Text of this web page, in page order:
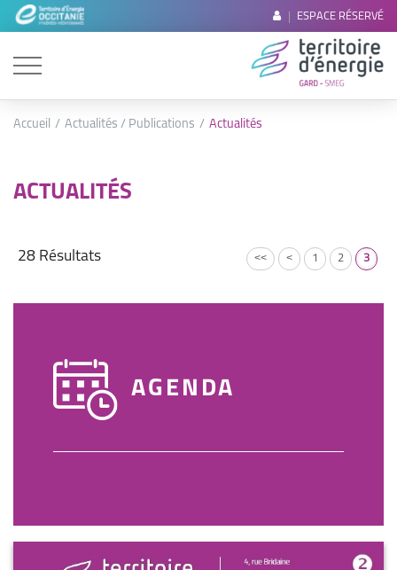
ESPACE RÉSERVÉ
Accueil Actualités / Publications Actualités
ACTUALITÉS
<< < 1 2 3
28 Résultats
AGENDA